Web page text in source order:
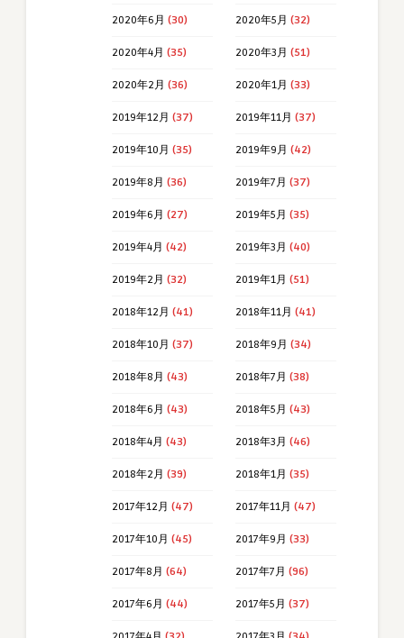
2020年6月 (30) 2020年5月 (32)
2020年4月 (35) 2020年3月 (51)
2020年2月 (36) 2020年1月 (33)
2019年12月 (37) 2019年11月 (37)
2019年10月 (35) 2019年9月 (42)
2019年8月 (36) 2019年7月 (37)
2019年6月 (27) 2019年5月 (35)
2019年4月 (42) 2019年3月 (40)
2019年2月 (32) 2019年1月 (51)
2018年12月 (41) 2018年11月 (41)
2018年10月 (37) 2018年9月 (34)
2018年8月 (43) 2018年7月 (38)
2018年6月 (43) 2018年5月 (43)
2018年4月 (43) 2018年3月 (46)
2018年2月 (39) 2018年1月 (35)
2017年12月 (47) 2017年11月 (47)
2017年10月 (45) 2017年9月 (33)
2017年8月 (64) 2017年7月 (96)
2017年6月 (44) 2017年5月 (37)